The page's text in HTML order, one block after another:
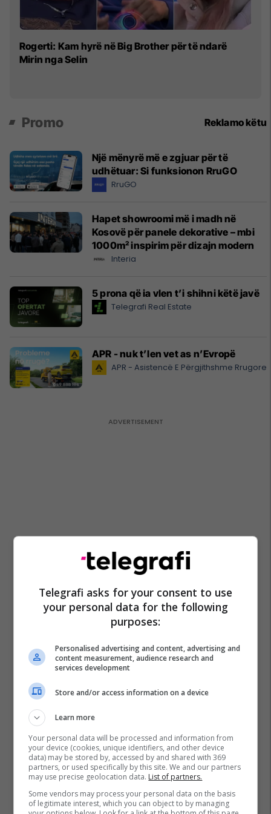
Rogerti: Kam hyrë në Big Brother për të ndarë
Mirin nga Selin
Promo Reklamo këtu
Një mënyrë më e zgjuar për të
udhëtuar: Si funksionon RruGO
RruGO
Hapet showroomi më i madh në
Kosovë për panele dekorative – mbi
1000m² inspirim për dizajn modern
Interia
5 prona që ia vlen t’i shihni këtë javë
Telegrafi Real Estate
APR - nuk t’len vet as n’Evropë
APR - Asistencë E Përgjithshme Rrugore
Telegrafi asks for your consent to use
your personal data for the following
purposes:
Personalised advertising and content, advertising and
content measurement, audience research and
services development
Store and/or access information on a device
Learn more
Your personal data will be processed and information from
your device (cookies, unique identifiers, and other device
data) may be stored by, accessed by and shared with 369
partners, or used specifically by this site. We and our partners
may use precise geolocation data. List of partners.
Some vendors may process your personal data on the basis
of legitimate interest, which you can object to by managing